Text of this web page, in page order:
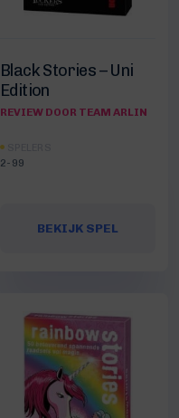
Black Stories – Uni
Edition
REVIEW DOOR TEAM ARLIN
2-99
BEKIJK SPEL